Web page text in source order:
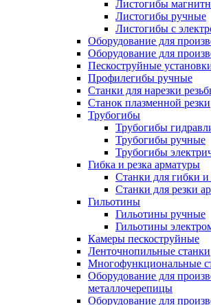
Листогибы
Листогибы ручные
Листогибы с
Оборудование для
Оборудование для
Пескоструйные
Профилегибы ручные
Станки для нарезки
Станок плазменной резки
Трубогибы
Трубогибы
Трубогибы ручные
Трубогибы
Гибка и резка арматуры
Станки для гибки
Станки для резки
Гильотины
Гильотины ручные
Гильотины
Камеры пескоструйные
Ленточнопильные станки
Многофункциональные
Оборудование для
металлочерепицы
Оборудование для